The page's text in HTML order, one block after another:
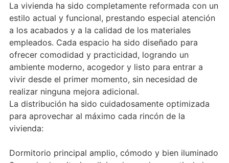
La vivienda ha sido completamente reformada con un
estilo actual y funcional, prestando especial atención
a los acabados y a la calidad de los materiales
empleados. Cada espacio ha sido diseñado para
ofrecer comodidad y practicidad, logrando un
ambiente moderno, acogedor y listo para entrar a
vivir desde el primer momento, sin necesidad de
realizar ninguna mejora adicional.
La distribución ha sido cuidadosamente optimizada
para aprovechar al máximo cada rincón de la
vivienda:
Dormitorio principal amplio, cómodo y bien iluminado